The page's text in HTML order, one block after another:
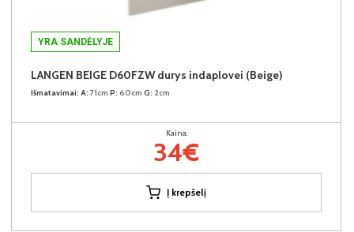
YRA SANDĖLYJE
LANGEN BEIGE D60FZW durys indaplovei (Beige)
Išmatavimai: A: 71cm P: 60cm G: 2cm
Kaina:
34€
Į krepšelį